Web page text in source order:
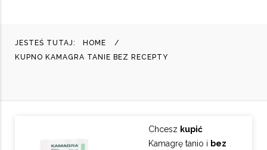
JESTEŚ TUTAJ:
HOME
KUPNO KAMAGRA TANIE BEZ RECEPTY
Chcesz kupić
Kamagrę tanio i bez